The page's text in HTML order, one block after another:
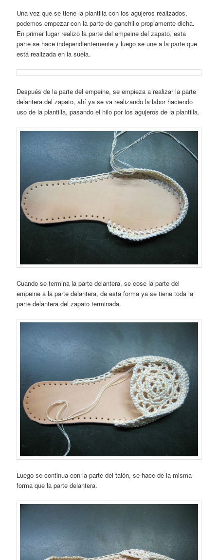
Una vez que se tiene la plantilla con los agujeros realizados,
podemos empezar con la parte de ganchillo propiamente dicha.
En primer lugar realizo la parte del empeine del zapato, esta
parte se hace independientemente y luego se une a la parte que
está realizada en la suela.
Después de la parte del empeine, se empieza a realizar la parte
delantera del zapato, ahí ya se va realizando la labor haciendo
uso de la plantilla, pasando el hilo por los agujeros de la plantilla.
Cuando se termina la parte delantera, se cose la parte del
empeine a la parte delantera, de esta forma ya se tiene toda la
parte delantera del zapato terminada.
Luego se continua con la parte del talón, se hace de la misma
forma que la parte delantera.